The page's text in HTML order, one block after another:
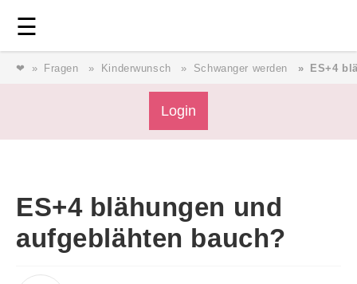
☰
❤ Fragen Kinderwunsch Schwanger werden ES+4
Login
ES+4 blähungen und
aufgeblähten bauch?
Forum
Service